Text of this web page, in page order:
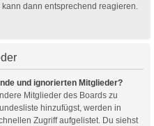
dann entsprechend reagieren.
und ignorierten Mitglieder?
Mitglieder des Boards zu
hinzufügst, werden in
Zugriff aufgelistet. Du siehst